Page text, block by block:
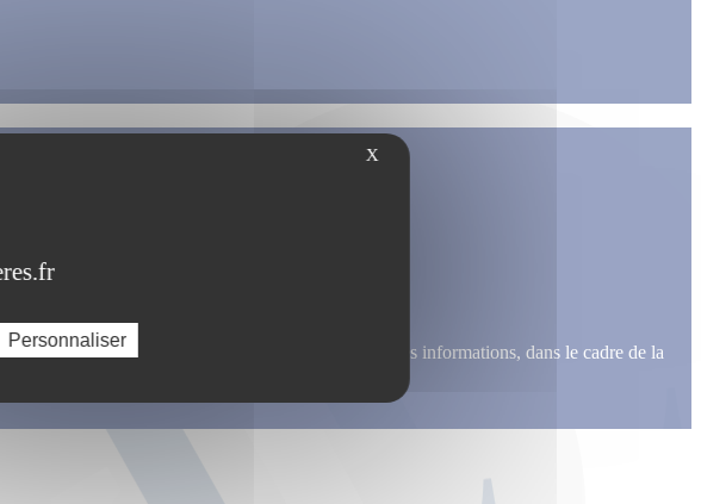
permettre de me recontacter, pour m’envoyer des informations, dans le cadre de la
X
Personnaliser